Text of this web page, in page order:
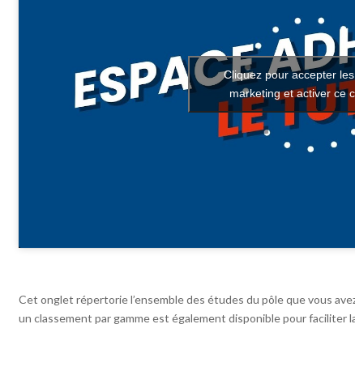
Cliquez pour accepter
marketing et activer ce
Cet onglet répertorie l’ensemble des études du pôle que vous
un classement par gamme est également disponible pour faciliter